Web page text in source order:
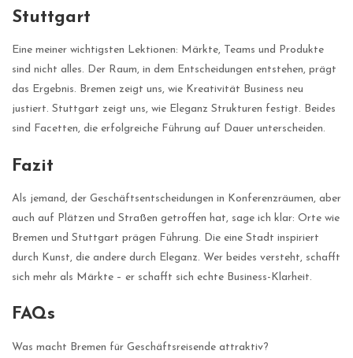
Stuttgart
Eine meiner wichtigsten Lektionen: Märkte, Teams und Produkte
sind nicht alles. Der Raum, in dem Entscheidungen entstehen, prägt
das Ergebnis. Bremen zeigt uns, wie Kreativität Business neu
justiert. Stuttgart zeigt uns, wie Eleganz Strukturen festigt. Beides
sind Facetten, die erfolgreiche Führung auf Dauer unterscheiden.
Fazit
Als jemand, der Geschäftsentscheidungen in Konferenzräumen, aber
auch auf Plätzen und Straßen getroffen hat, sage ich klar: Orte wie
Bremen und Stuttgart prägen Führung. Die eine Stadt inspiriert
durch Kunst, die andere durch Eleganz. Wer beides versteht, schafft
sich mehr als Märkte – er schafft sich echte Business-Klarheit.
FAQs
Was macht Bremen für Geschäftsreisende attraktiv?